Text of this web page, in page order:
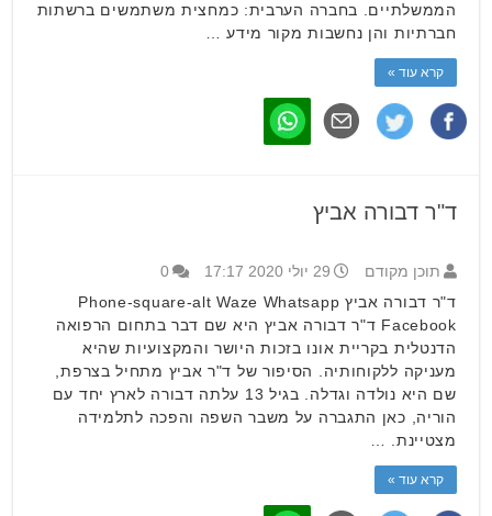
הממשלתיים. בחברה הערבית: כמחצית משתמשים ברשתות
חברתיות והן נחשבות מקור מידע …
קרא עוד »
ד"ר דבורה אביץ
תוכן מקודם 29 יולי 2020 17:17 0
ד"ר דבורה אביץ Phone-square-alt Waze Whatsapp
Facebook ד"ר דבורה אביץ היא שם דבר בתחום הרפואה
הדנטלית בקריית אונו בזכות היושר והמקצועיות שהיא
מעניקה ללקוחותיה. הסיפור של ד"ר אביץ מתחיל בצרפת,
שם היא נולדה וגדלה. בגיל 13 עלתה דבורה לארץ יחד עם
הוריה, כאן התגברה על משבר השפה והפכה לתלמידה
מצטיינת. …
קרא עוד »